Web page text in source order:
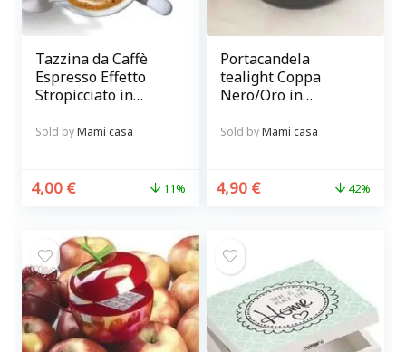
Tazzina da Caffè
Espresso Effetto
Stropicciato in
Sold byMami casa
4,00 € 11%
Portacandela
tealight Coppa
Nero/Oro in
Sold byMami casa
4,90 € 42%